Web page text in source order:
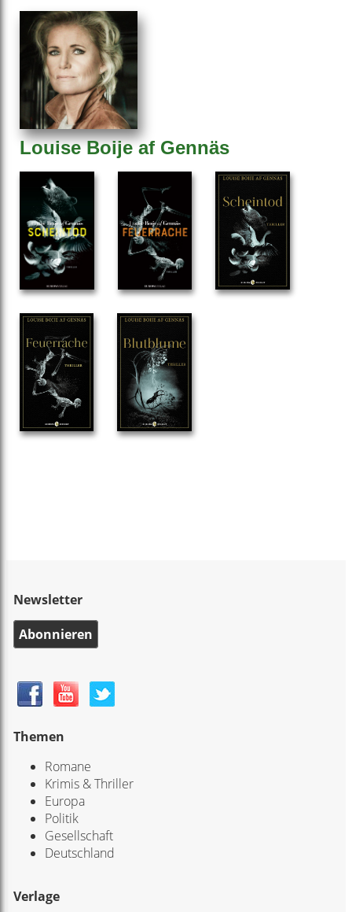
Louise Boije af Gennäs
Newsletter
Abonnieren
Themen
Romane
Krimis & Thriller
Europa
Politik
Gesellschaft
Deutschland
Verlage